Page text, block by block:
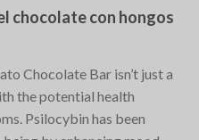
chocolate con hongos
Chocolate Bar isn’t just a
the potential health
Psilocybin has been